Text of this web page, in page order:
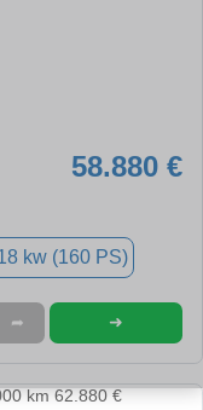
58.880 €
kw (160 PS)
➦ ➜